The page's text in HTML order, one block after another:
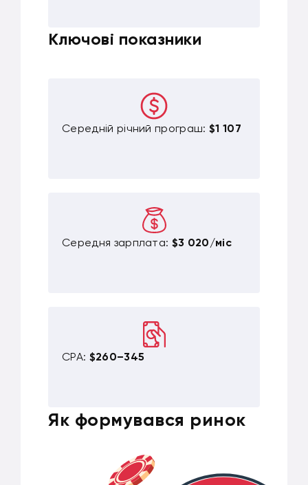
Ключові показники
Середній річний програш: $1 107
Середня зарплата: $3 020/міс
CPA: $260–345
Як формувався ринок